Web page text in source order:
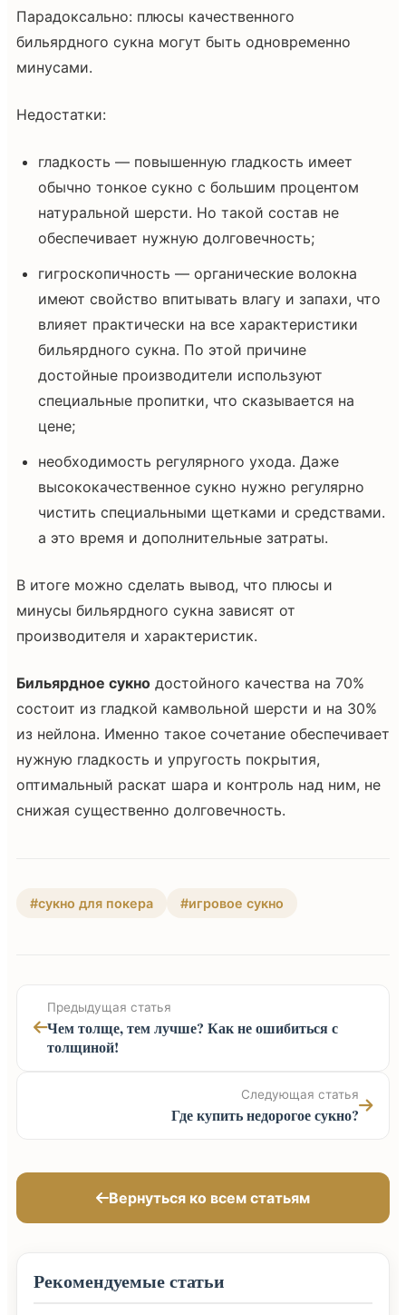
Парадоксально: плюсы качественного
бильярдного сукна могут быть одновременно
минусами.
Недостатки:
гладкость — повышенную гладкость имеет
обычно тонкое сукно с большим процентом
натуральной шерсти. Но такой состав не
обеспечивает нужную долговечность;
гигроскопичность — органические волокна
имеют свойство впитывать влагу и запахи, что
влияет практически на все характеристики
бильярдного сукна. По этой причине
достойные производители используют
специальные пропитки, что сказывается на
цене;
необходимость регулярного ухода. Даже
высококачественное сукно нужно регулярно
чистить специальными щетками и средствами.
а это время и дополнительные затраты.
В итоге можно сделать вывод, что плюсы и
минусы бильярдного сукна зависят от
производителя и характеристик.
Бильярдное сукно достойного качества на 70%
состоит из гладкой камвольной шерсти и на 30%
из нейлона. Именно такое сочетание обеспечивает
нужную гладкость и упругость покрытия,
оптимальный раскат шара и контроль над ним, не
снижая существенно долговечность.
#сукно для покера #игровое сукно
Предыдущая статья
Чем толще, тем лучше? Как не ошибиться с
толщиной!
Следующая статья
Где купить недорогое сукно?
Вернуться ко всем статьям
Рекомендуемые статьи